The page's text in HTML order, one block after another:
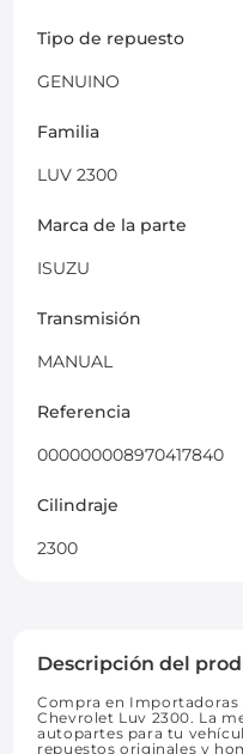
Tipo de repuesto
GENUINO
Familia
LUV 2300
Marca de la parte
ISUZU
Transmisión
MANUAL
Referencia
000000008970417840
Cilindraje
2300
Descripción del
Compra en Importadoras
Chevrolet Luv 2300. La
autopartes para tu
repuestos originales y